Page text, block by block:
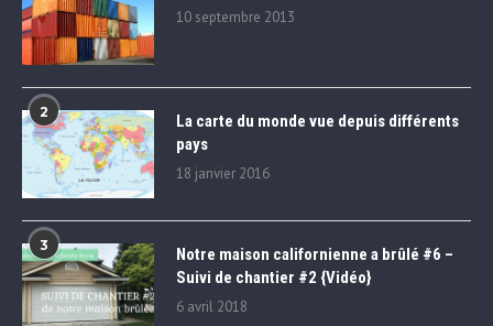
10 septembre 2013
2
La carte du monde vue depuis différents
pays
18 janvier 2016
3
Notre maison californienne a brûlé #6 –
Suivi de chantier #2 {Vidéo}
6 avril 2018